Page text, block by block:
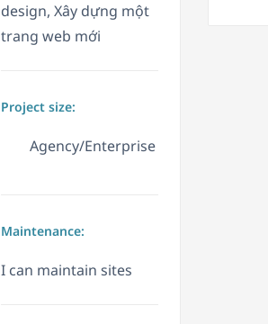
design, Xây dựng một
trang web mới
Project size:
Agency/Enterprise
Maintenance:
I can maintain sites